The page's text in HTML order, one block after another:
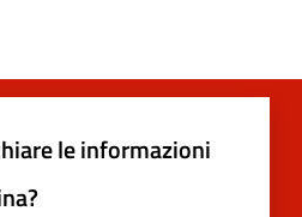
le informazioni